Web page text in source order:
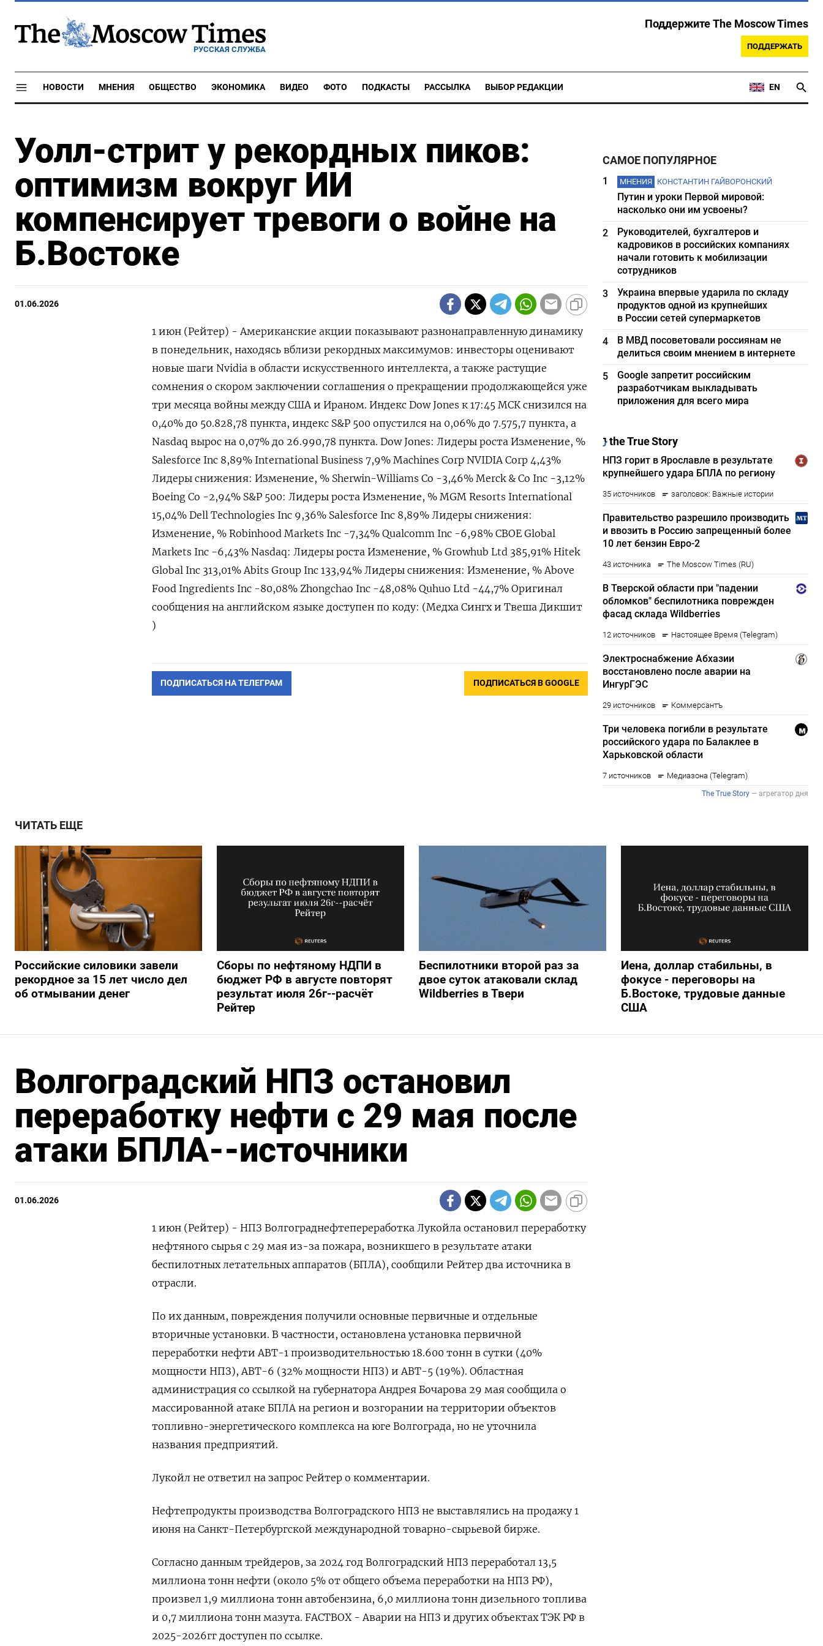
РУССКАЯ СЛУЖБА
Поддержите The Moscow Times
ПОДДЕРЖАТЬ
НОВОСТИ МНЕНИЯ ОБЩЕСТВО ЭКОНОМИКА ВИДЕО ФОТО ПОДКАСТЫ РАССЫЛКА ВЫБОР РЕДАКЦИИ EN
Уолл-стрит у рекордных пиков:
оптимизм вокруг ИИ
компенсирует тревоги о войне на
Б.Востоке
01.06.2026
1 июн (Рейтер) - Американские акции показывают разнонаправленную динамику
в понедельник, находясь вблизи рекордных максимумов: инвесторы оценивают
‌новые шаги Nvidia в области искусственного интеллекта, а также растущие
сомнения о скором заключении соглашения ​о прекращении продолжающейся ​уже
​три месяца ⁠войны между США и Ираном. Индекс ‌Dow Jones к ‌17:45 МСК снизился на
0,40% до 50.​828,78 пункта, индекс S&‌P 500 опустился на 0,06% до ​7.575,7 пункта, а
Nasdaq ‌вырос на 0,07% до 26.990,78 пункта. Dow Jones: Лидеры роста Изменение, %
Salesforce Inc 8,89% International ​Business 7,9% Machines ​Corp NVIDIA Corp 4,‌43%
Лидеры снижения: Изменение, % Sherwin-Williams Co -3,46% Merck & Co ​Inc -3,12%
Boeing Co -2,94% S&P 500: Лидеры роста Изменение, % MGM Resorts International
15,04% Dell Technologies Inc 9,36% Salesforce Inc 8,89% Лидеры снижения:
Изменение, % Robinhood Markets Inc -7,34% Qualcomm Inc -6,98% CBOE Global
Markets Inc -​6,43% Nasdaq: Лидеры роста Изменение, % Growhub ⁠Ltd 385,91% Hitek
Global Inc 313,01% Abits Group Inc 133,94% Лидеры снижения: Изменение, % Above
‌Food Ingredients Inc -80,08% Zhongchao Inc -‌48,08% Quhuo Ltd -44,7% Оригинал
сообщения на ​английском языке доступен по коду: (Медха ‌Сингх и Твеша Дикшит
)
ПОДПИСАТЬСЯ НА ТЕЛЕГРАМ ПОДПИСАТЬСЯ В GOOGLE
САМОЕ ПОПУЛЯРНОЕ
1 МНЕНИЯ КОНСТАНТИН ГАЙВОРОНСКИЙ
Путин и уроки Первой мировой:
насколько они им усвоены?
2
Руководителей, бухгалтеров и
кадровиков в российских компаниях
начали готовить к мобилизации
сотрудников
3
Украина впервые ударила по складу
продуктов одной из крупнейших
в России сетей супермаркетов
4
В МВД посоветовали россиянам не
делиться своим мнением в интернете
5
Google запретит российским
разработчикам выкладывать
приложения для всего мира
ЧИТАТЬ ЕЩЕ
Российские силовики завели
рекордное за 15 лет число дел
об отмывании денег
Сборы по нефтяному НДПИ в
бюджет РФ в августе повторят
результат июля 26г--расчёт
Рейтер
Беспилотники второй раз за
двое суток атаковали склад
Wildberries в Твери
Иена, доллар стабильны, в
фокусе - переговоры на
Б.Востоке, трудовые данные
США
Волгоградский НПЗ остановил
переработку нефти с 29 мая после
атаки БПЛА--источники
01.06.2026
1 июн (Рейтер) - НПЗ Волгограднефтепереработка Лукойла остановил переработку
нефтяного сырья с 29 мая из-за пожара, возникшего в ‌результате атаки
беспилотных летательных аппаратов (БПЛА), сообщили Рейтер два источника в
отрасли.
По их данным, повреждения ​получили основные ​первичные ​и отдельные
вторичные установки. ⁠В частности, остановлена установка первичной
‌переработки нефти АВТ-1 ‌производительностью 18.600 тонн в сутки (40%
мощности НПЗ), АВТ-6 (32% ​мощности НПЗ) и АВТ-5 (19%). Областная
администрация со ‌ссылкой на губернатора Андрея Бочарова 29 мая ​сообщила о
массированной атаке БПЛА на ‌регион и возгорании на территории объектов
топливно-энергетического комплекса на юге Волгограда, но не ​уточнила
названия предприятий.
Лукойл ​не ‌ответил на запрос Рейтер о комментарии.
Нефтепродукты ​производства Волгоградского НПЗ не выставлялись на продажу 1
июня на Санкт-Петербургской международной товарно-сырьевой бирже.
Согласно данным трейдеров, за 2024 год Волгоградский НПЗ переработал 13,5
миллиона тонн нефти (около 5% от ​общего объема переработки на ⁠НПЗ РФ),
произвел 1,9 миллиона тонн автобензина, 6,0 миллиона ‌тонн дизельного топлива
и 0,7 ‌миллиона тонн мазута. FACTBOX - Аварии на НПЗ и ​других объектах ТЭК РФ ‌в
2025-2026гг доступен по ссылке.